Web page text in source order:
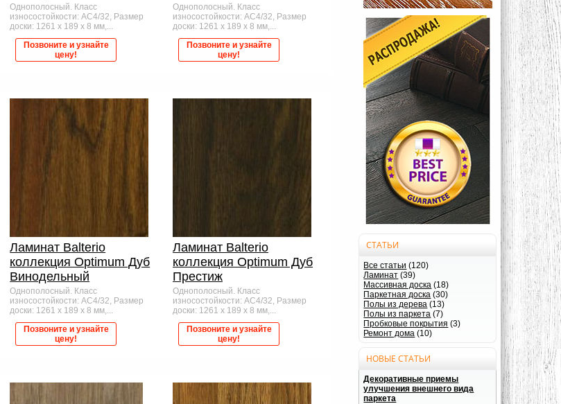
Однополосный. Класс
износостойкости: AC4/32, Размер
доски: 1261 x 189 x 8 мм,...
Позвоните и узнайте
цену!
Однополосный. Класс
износостойкости: AC4/32, Размер
доски: 1261 x 189 x 8 мм,...
Позвоните и узнайте
цену!
Ламинат Balterio
коллекция Optimum Дуб
Винодельный
Однополосный. Класс
износостойкости: AC4/32, Размер
доски: 1261 x 189 x 8 мм,...
Позвоните и узнайте
цену!
Ламинат Balterio
коллекция Optimum Дуб
Престиж
Однополосный. Класс
износостойкости: AC4/32, Размер
доски: 1261 x 189 x 8 мм,...
Позвоните и узнайте
цену!
СТАТЬИ
Все статьи (120)
Ламинат (39)
Массивная доска (18)
Паркетная доска (30)
Полы из дерева (13)
Полы из паркета (7)
Пробковые покрытия (3)
Ремонт дома (10)
НОВЫЕ СТАТЬИ
Декоративные приемы
улучшения внешнего вида
паркета